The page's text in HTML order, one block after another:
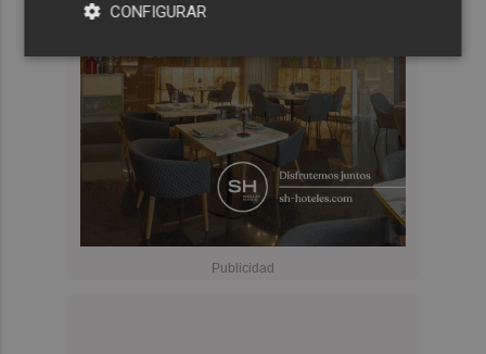
CONFIGURAR